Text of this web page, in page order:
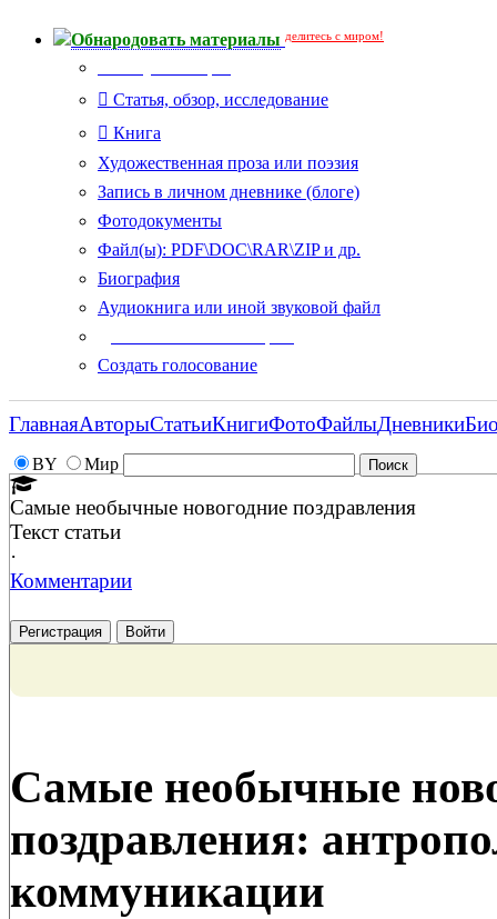
Обнародовать материалы делитесь с миром!
Статья, обзор, исследование
Книга
Художественная проза или поэзия
Запись в личном дневнике (блоге)
Фотодокументы
Файл(ы): PDF\DOC\RAR\ZIP и др.
Биография
Аудиокнига или иной звуковой файл
Создать голосование
BY Мир
ГлавнаяАвторыСтатьиКнигиФотоФайлыДневники
Самые необычные новогодние поздравления
Текст статьи
·
Комментарии
Регистрация Войти
Самые необычные
поздравления:
коммуникации